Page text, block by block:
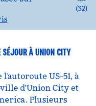
(32)
SÉJOUR À UNION CITY
US-51, à
d'Union City et
Plusieurs